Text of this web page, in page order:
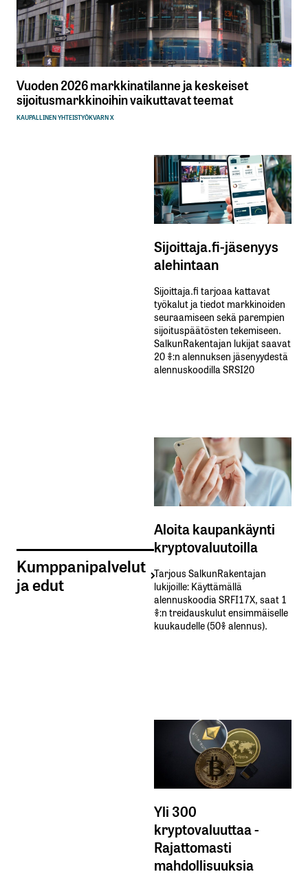
Vuoden 2026 markkinatilanne ja keskeiset
sijoitusmarkkinoihin vaikuttavat teemat
KAUPALLINEN YHTEISTYÖKVARN X
Kumppanipalvelut
ja edut
Sijoittaja.fi-jäsenyys
alehintaan
Sijoittaja.fi tarjoaa kattavat
työkalut ja tiedot markkinoiden
seuraamiseen sekä parempien
sijoituspäätösten tekemiseen.
SalkunRakentajan lukijat saavat
20 %:n alennuksen jäsenyydestä
alennuskoodilla SRSI20
Aloita kaupankäynti
kryptovaluutoilla
Tarjous SalkunRakentajan
lukijoille: Käyttämällä​ ​
alennuskoodia​ ​SRFI17X,​ ​saat​ ​1
%:n treidauskulut​ ​ensimmäiselle​ ​
kuukaudelle​ ​(50%​ ​alennus).
Yli 300
kryptovaluuttaa -
Rajattomasti
mahdollisuuksia